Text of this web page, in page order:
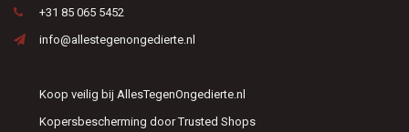
+31 85 065 5452
info@allestegenongedierte.nl
Koop veilig bij AllesTegenOngedierte.nl
Kopersbescherming door Trusted Shops